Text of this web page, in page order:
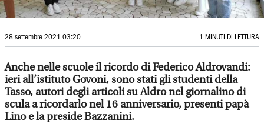
28 settembre 2021 03:20 1 MINUTI DI LETTURA
Anche nelle scuole il ricordo di Federico Aldrovandi:
ieri all’istituto Govoni, sono stati gli studenti della
Tasso, autori degli articoli su Aldro nel giornalino di
scula a ricordarlo nel 16 anniversario, presenti papà
Lino e la preside Bazzanini.